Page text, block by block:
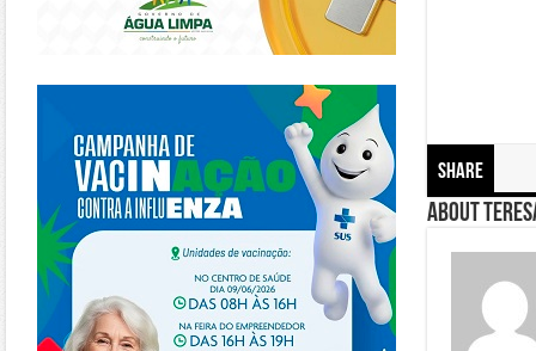
Share
About
https://piracanjuba.go.gov.br/